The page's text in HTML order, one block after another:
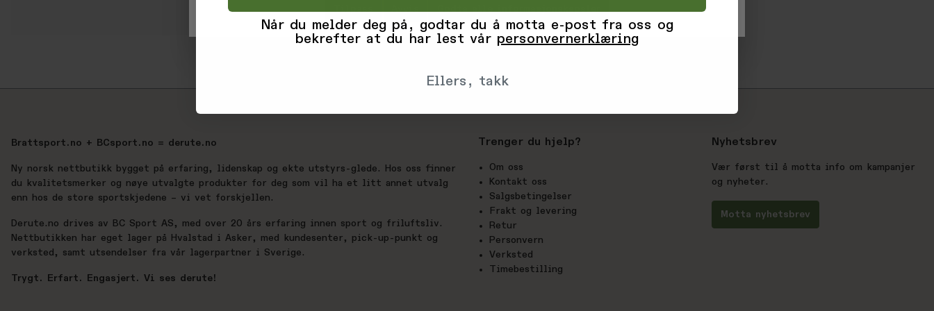
Brattsport.no + BCsport.no = derute.no
Ny norsk nettbutikk bygget på erfaring, lidenskap og ekte utstyrs-glede. Hos oss finner
du kvalitetsmerker og nøye utvalgte produkter for deg som vil ha et litt annet utvalg
enn hos de store sportskjedene – vi vet forskjellen.
Derute.no drives av BC Sport AS, med over 20 års erfaring innen sport og friluftsliv.
Nettbutikken har eget lager på Hvalstad i Asker, med kundesenter, pick-up-punkt og
verksted, samt utsendelser fra vår lagerpartner i Sverige.
Trygt. Erfart. Engasjert. Vi ses derute!
Trenger du hjelp?
Om oss
Kontakt oss
Salgsbetingelser
Frakt og levering
Retur
Personvern
Verksted
Timebestilling
Nyhetsbrev
Vær først til å motta info om kampanjer
og nyheter.
Motta nyhetsbrev
Når du melder deg på, godtar du å motta e-post fra oss og
bekrefter at du har lest vår personvernerklæring
Ellers, takk